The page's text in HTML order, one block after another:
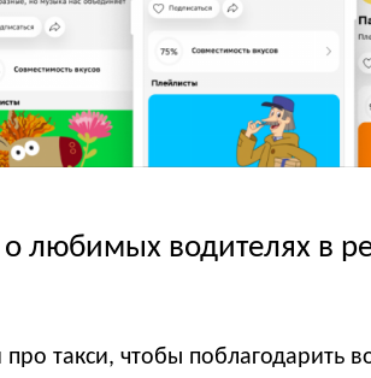
о любимых водителях в
такси, чтобы поблагодарить